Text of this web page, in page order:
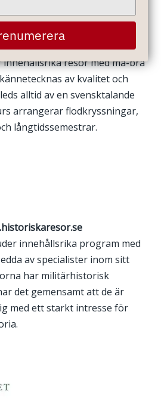
resor med må-bra
av kvalitet och
alltid av en svensktalande
arrangerar flodkryssningar,
långtidssemestrar.
innehållsrika program med
av specialister inom sitt
har militärhistorisk
det gemensamt att de är
med ett starkt intresse för